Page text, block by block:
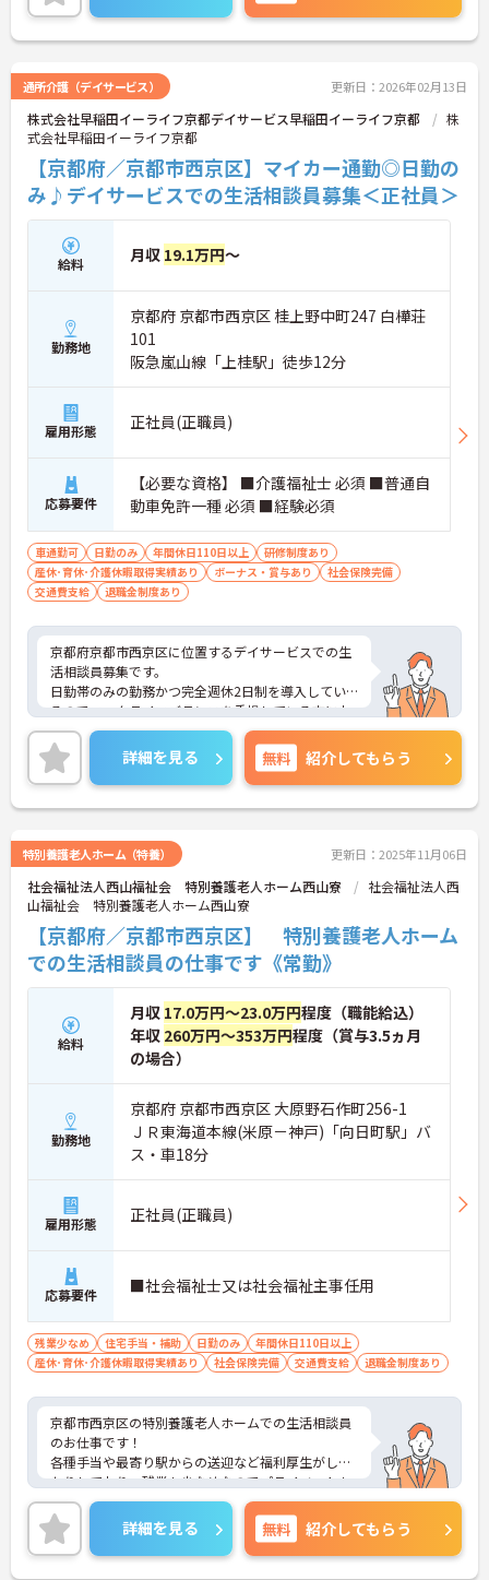
に詳細をお話しいたしますのでお気軽にご相談くだ
さい！
通所介護（デイサービス） 更新日：2026年02月13日
株式会社早稲田イーライフ京都デイサービス早稲田イーライフ京都
株
式会社早稲田イーライフ京都
【京都府／京都市西京区】マイカー通勤◎日勤の
み♪デイサービスでの生活相談員募集＜正社員＞
給料 月収 19.1万円～
勤務地
京都府 京都市西京区 桂上野中町247 白樺荘
101
阪急嵐山線「上桂駅」徒歩12分
雇用形態 正社員(正職員)
応募要件
【必要な資格】 ■介護福祉士 必須 ■普通自
動車免許一種 必須 ■経験必須
車通勤可 日勤のみ 年間休日110日以上
研修制度あり
産休･育休･介護休暇取得実績あり
ボーナス・賞与あり
社会保険完備
交通費支給
退職金制度あり
京都府京都市西京区に位置するデイサービスでの生
活相談員募集です。
日勤帯のみの勤務かつ完全週休2日制を導入してい
るのでワークライフバランスを重視している方にお
すすめの求人です♪
ご興味のある方はご面接のポイントお伝えしますの
でご気軽にお問合せください。
詳細を見る 無料 紹介してもらう
特別養護老人ホーム（特養） 更新日：2025年11月06日
社会福祉法人西山福祉会 特別養護老人ホーム西山寮
社会福祉法人西
山福祉会 特別養護老人ホーム西山寮
【京都府／京都市西京区】 特別養護老人ホーム
での生活相談員の仕事です《常勤》
給料
月収 17.0万円～23.0万円程度（職能給込）
年収 260万円～353万円程度（賞与3.5ヵ月
の場合）
勤務地
京都府 京都市西京区 大原野石作町256-1
ＪＲ東海道本線(米原－神戸)「向日町駅」バ
ス・車18分
雇用形態 正社員(正職員)
応募要件 ■社会福祉士又は社会福祉主事任用
残業少なめ 住宅手当・補助 日勤のみ
年間休日110日以上
産休･育休･介護休暇取得実績あり
社会保険完備 交通費支給 退職金制度あり
京都市西京区の特別養護老人ホームでの生活相談員
のお仕事です！
各種手当や最寄り駅からの送迎など福利厚生がしっ
かりしており、残業も少なめなのでプライベートも
大切にしながら安心して長期での就業が可能です！
ご興味ある方には、面接のポイントなど、さらに詳
細をお話致しますのでお気軽にご相談ください。
詳細を見る 無料 紹介してもらう